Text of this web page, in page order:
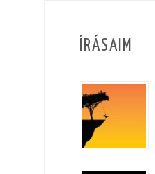
ÍRÁSAIM